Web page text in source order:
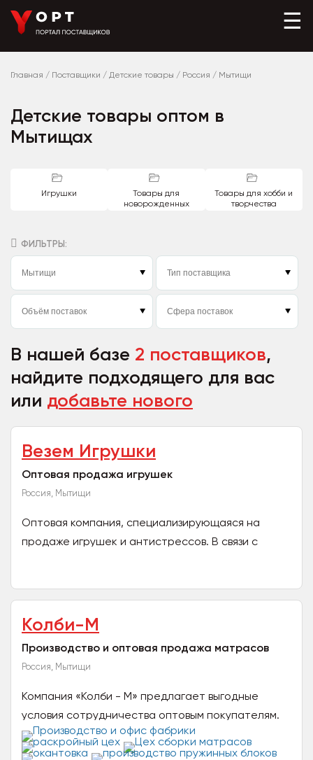
☰
Главная / Поставщики / Детские товары / Россия / Мытищи
Детские товары оптом в
Мытищах
Игрушки
Товары для
новорожденных
Товары для хобби и
творчества
ФИЛЬТРЫ:
В нашей базе 2 поставщиков,
найдите подходящего для вас
или добавьте нового
Везем Игрушки
Оптовая продажа игрушек
Россия, Мытищи
Оптовая компания, специализирующаяся на
продаже игрушек и антистрессов. В связи с
Колби-М
Производство и оптовая продажа матрасов
Россия, Мытищи
Компания «Колби - М» предлагает выгодные
условия сотрудничества оптовым покупателям.
Широкий ассортимент продукции дает
возможность подобрать товары...